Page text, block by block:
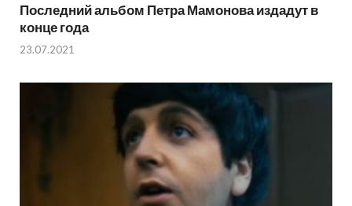
Последний альбом Петра Мамонова издадут в
конце года
23.07.2021